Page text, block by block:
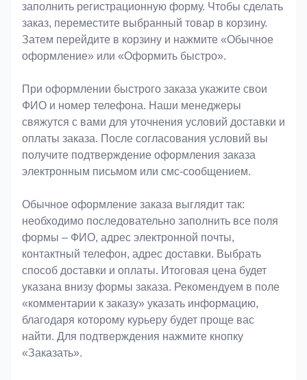
заполнить регистрационную форму. Чтобы сделать
заказ, переместите выбранный товар в корзину.
Затем перейдите в корзину и нажмите «Обычное
оформление» или «Оформить быстро».
При оформлении быстрого заказа укажите свои
ФИО и номер телефона. Наши менеджеры
свяжутся с вами для уточнения условий доставки и
оплаты заказа. После согласования условий вы
получите подтверждение оформления заказа
электронным письмом или смс-сообщением.
Обычное оформление заказа выглядит так:
необходимо последовательно заполнить все поля
формы – ФИО, адрес электронной почты,
контактный телефон, адрес доставки. Выбрать
способ доставки и оплаты. Итоговая цена будет
указана внизу формы заказа. Рекомендуем в поле
«комментарии к заказу» указать информацию,
благодаря которому курьеру будет проще вас
найти. Для подтверждения нажмите кнопку
«Заказать».